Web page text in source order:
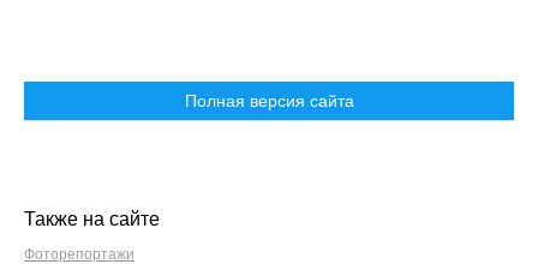
Полная версия сайта
Также на сайте
Фоторепортажи